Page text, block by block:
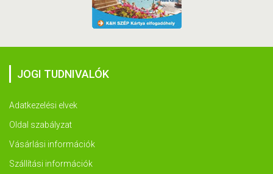
JOGI TUDNIVALÓK
Adatkezelési elvek
Oldal szabályzat
Vásárlási információk
Szállítási információk